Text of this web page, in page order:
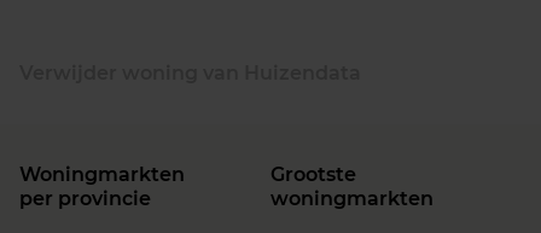
Woningmarkten
per provincie
Grootste
woningmarkten